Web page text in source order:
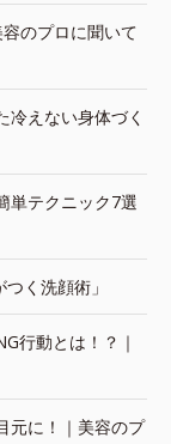
のプロに聞いて
冷えない身体づく
単テクニック7選
く洗顔術」
行動とは！？｜
元に！｜美容のプ